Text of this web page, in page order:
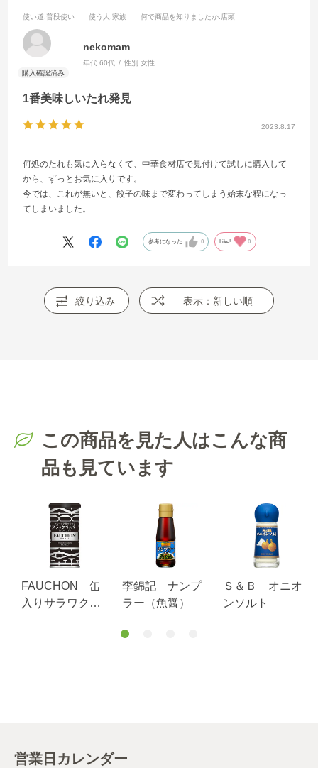
2023.8.17
1番美味しいたれ発見
使い道:普段使い 使う人 :家族 何で商品を知りましたか:店頭
nekomam
年代:60代 性別:女性
何処のたれも気に入らなくて、中華食材店で見付けて試しに購入して
から、ずっとお気に入りです。
今では、これが無いと、餃子の味まで変わってしまう始末な程になっ
てしまいました。
参考になった 0 Like! 0
絞り込み 表示：新しい順
この商品を見た人はこんな商
品も見ています
FAUCHON 缶
入りサラワクブ
李錦記 ナンプ
ラー（魚醤）
Ｓ＆Ｂ オニオ
ンソルト
営業日カレンダー